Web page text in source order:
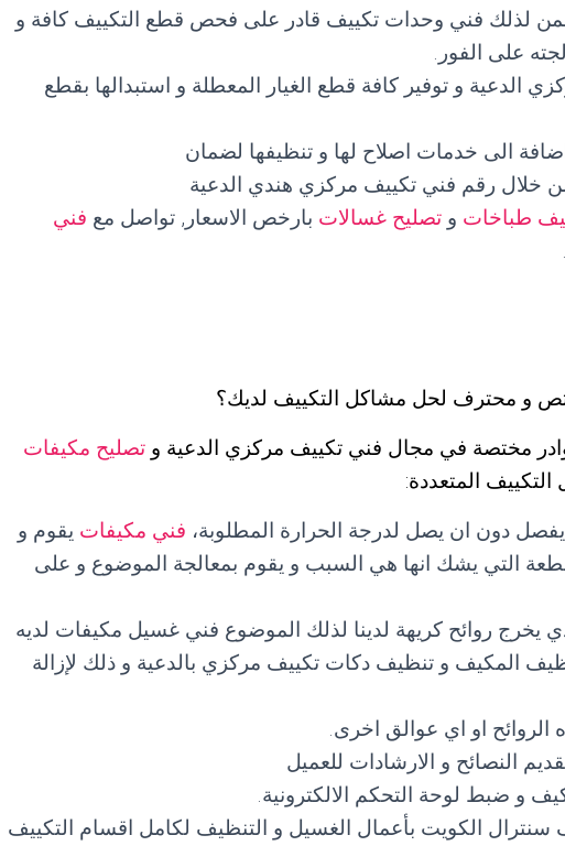
لذلك فني وحدات تكييف قادر على فحص قطع التكييف كافة و
على الفور.
الدعية و توفير كافة قطع الغيار المعطلة و استبدالها بقطع
الى خدمات اصلاح لها و تنظيفها لضمان
خلال رقم فني تكييف مركزي هندي الدعية
طباخات و تصليح غسالات بارخص الاسعار, تواصل مع فني
و محترف لحل مشاكل التكييف لديك؟
مختصة في مجال فني تكييف مركزي الدعية و تصليح مكيفات
المتعددة:
دون ان يصل لدرجة الحرارة المطلوبة، فني مكيفات يقوم و
التي يشك انها هي السبب و يقوم بمعالجة الموضوع و على
يخرج روائح كريهة لدينا لذلك الموضوع فني غسيل مكيفات لديه
المكيف و تنظيف دكات تكييف مركزي بالدعية و ذلك لإزالة
او اي عوالق اخرى.
النصائح و الارشادات للعميل
و ضبط لوحة التحكم الالكترونية.
سنترال الكويت بأعمال الغسيل و التنظيف لكامل اقسام التكييف